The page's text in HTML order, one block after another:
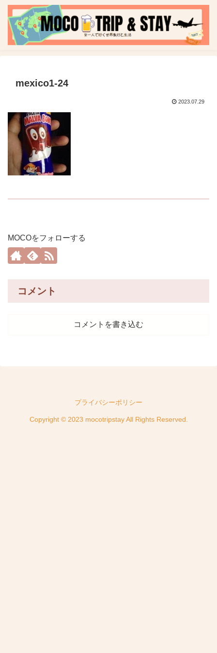
mexico1-24
2023.07.29
MOCOをフォローする
コメント
コメントを書き込む
プライバシーポリシー
Copyright © 2023 mocotripstay All Rights Reserved.